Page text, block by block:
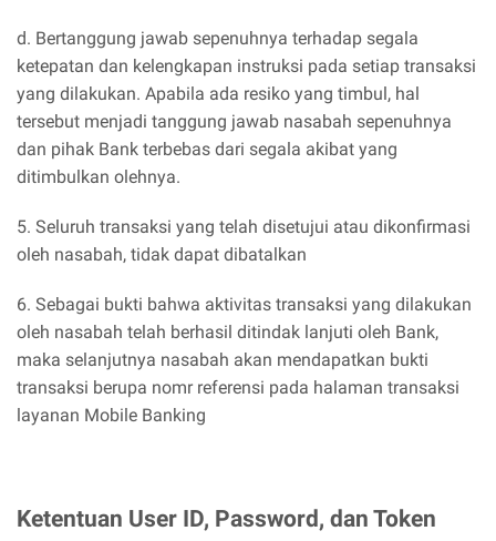
d. Bertanggung jawab sepenuhnya terhadap segala
ketepatan dan kelengkapan instruksi pada setiap transaksi
yang dilakukan. Apabila ada resiko yang timbul, hal
tersebut menjadi tanggung jawab nasabah sepenuhnya
dan pihak Bank terbebas dari segala akibat yang
ditimbulkan olehnya.
5. Seluruh transaksi yang telah disetujui atau dikonfirmasi
oleh nasabah, tidak dapat dibatalkan
6. Sebagai bukti bahwa aktivitas transaksi yang dilakukan
oleh nasabah telah berhasil ditindak lanjuti oleh Bank,
maka selanjutnya nasabah akan mendapatkan bukti
transaksi berupa nomr referensi pada halaman transaksi
layanan Mobile Banking
Ketentuan User ID, Password, dan Token